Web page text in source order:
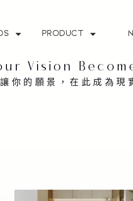
PRODUCT
Vision
讓你的願景，在此成為現